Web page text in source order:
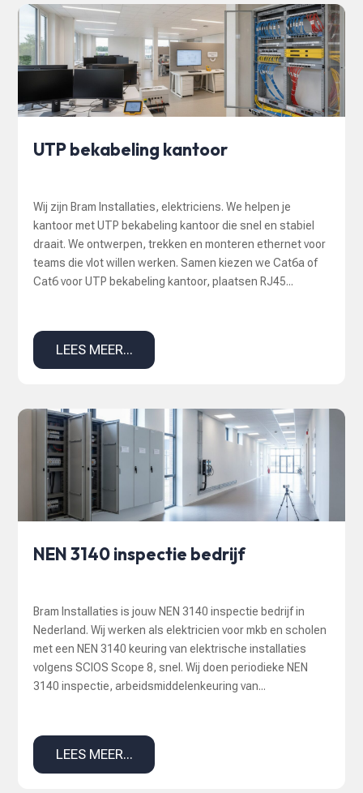
UTP bekabeling kantoor
Wij zijn Bram Installaties, elektriciens. We helpen je
kantoor met UTP bekabeling kantoor die snel en stabiel
draait. We ontwerpen, trekken en monteren ethernet voor
teams die vlot willen werken. Samen kiezen we Cat6a of
Cat6 voor UTP bekabeling kantoor, plaatsen RJ45...
LEES MEER...
NEN 3140 inspectie bedrijf
Bram Installaties is jouw NEN 3140 inspectie bedrijf in
Nederland. Wij werken als elektricien voor mkb en scholen
met een NEN 3140 keuring van elektrische installaties
volgens SCIOS Scope 8, snel. Wij doen periodieke NEN
3140 inspectie, arbeidsmiddelenkeuring van...
LEES MEER...